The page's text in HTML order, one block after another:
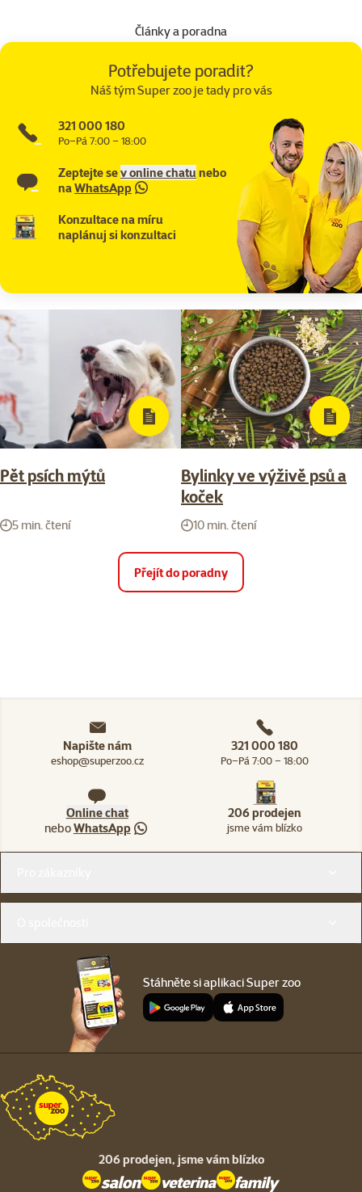
Články a poradna
Potřebujete poradit?
Náš tým Super zoo je tady pro vás
321 000 180
Po–Pá 7:00 – 18:00
Zeptejte sev online chatunebo
naWhatsApp
Konzultace na míru
naplánuj si konzultaci
Pět psích mýtů
5 min. čtení
Bylinky ve výživě psů a
koček
10 min. čtení
Přejít do poradny
Napište nám
eshop@superzoo.cz
321 000 180
Po–Pá 7:00 – 18:00
Online chat
neboWhatsApp
206 prodejen
jsme vám blízko
Stáhněte si aplikaci Super zoo
206 prodejen, jsme vám blízko